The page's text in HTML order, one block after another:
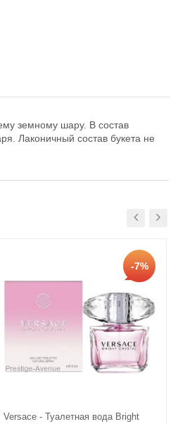
земному шару. В состав
Лаконичный состав букета не
-7%
Versace - Туалетная вода Bright